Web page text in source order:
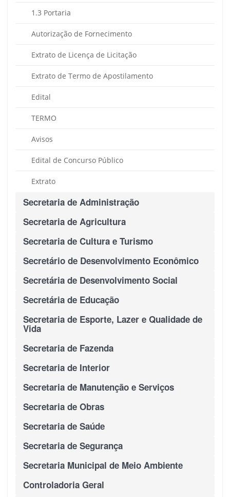
1.3 Portaria
Autorização de Fornecimento
Extrato de Licença de Licitação
Extrato de Termo de Apostilamento
Edital
TERMO
Avisos
Edital de Concurso Público
Extrato
Secretaria de Administração
Secretaria de Agricultura
Secretaria de Cultura e Turismo
Secretário de Desenvolvimento Econômico
Secretária de Desenvolvimento Social
Secretária de Educação
Secretaria de Esporte, Lazer e Qualidade de
Vida
Secretaria de Fazenda
Secretaria de Interior
Secretaria de Manutenção e Serviços
Secretaria de Obras
Secretaria de Saúde
Secretaria de Segurança
Secretaria Municipal de Meio Ambiente
Controladoria Geral